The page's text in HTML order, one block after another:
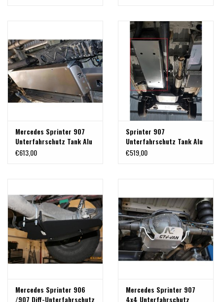
Mercedes Sprinter 907
Unterfahrschutz Tank Alu
6 mm
€613,00
Sprinter 907
Unterfahrschutz Tank Alu
6 mm
€519,00
Mercedes Sprinter 906
/907 Diff-Unterfahrschutz
Mercedes Sprinter 907
4x4 Unterfahrschutz